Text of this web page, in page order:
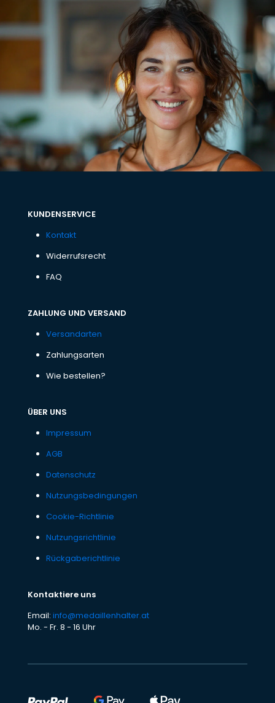
KUNDENSERVICE
Kontakt
Widerrufsrecht
FAQ
ZAHLUNG UND VERSAND
Versandarten
Zahlungsarten
Wie bestellen?
ÜBER UNS
Impressum
AGB
Datenschutz
Nutzungsbedingungen
Cookie-Richtlinie
Nutzungsrichtlinie
Rückgaberichtlinie
Kontaktiere uns
Email: info@medaillenhalter.at
Mo. - Fr. 8 - 16 Uhr